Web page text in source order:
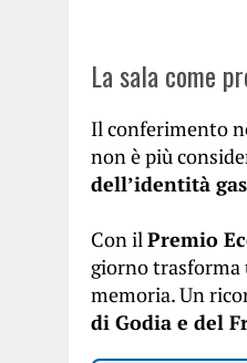
La sala come
Il conferimento
non è più
dell’identità
Con ilPremio
giorno trasforma
memoria. Un
di Godia e del